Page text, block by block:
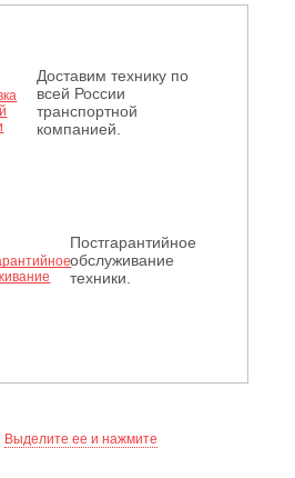
Доставим технику по
всей России
транспортной
компанией.
Постгарантийное
обслуживание
техники.
Выделите ее и нажмите